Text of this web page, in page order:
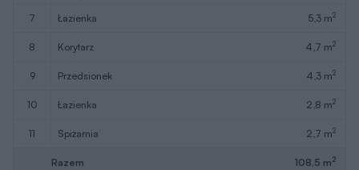
7 łazienka 5,3 m2
8 korytarz 4,7 m2
9 przedsionek 4,3 m2
10 łazienka 2,8 m2
11 spiżarnia 2,7 m2
Razem 108,5 m2